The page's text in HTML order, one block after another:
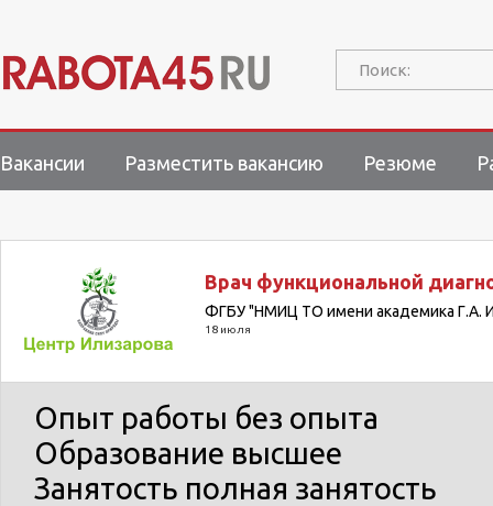
Поиск:
Вакансии Разместить вакансию Резюме
Врач функциональной
ФГБУ "НМИЦ ТО имени академика Г.А.
18 июля
Опыт работы без опыта
Образование высшее
Занятость полная занятость